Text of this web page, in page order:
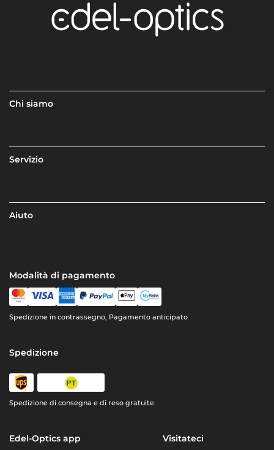
Chi siamo
Servizio
Aiuto
Modalità di pagamento
Spedizione in contrassegno, Pagamento anticipato
Spedizione
Spedizione di consegna e di reso gratuite
Edel-Optics app Visitateci